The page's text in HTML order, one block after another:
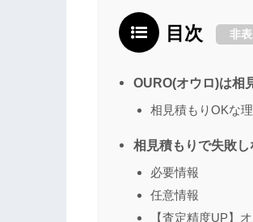
目次 非
OURO(オウロ)は相
相見積もりOKな
相見積もりで失敗
必要情報
任意情報
【査定精度UP】